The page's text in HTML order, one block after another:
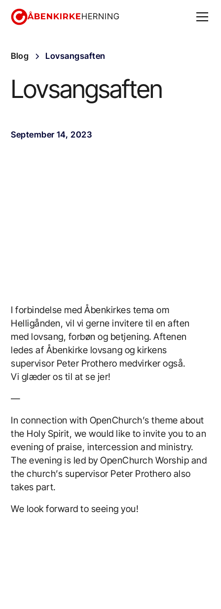
ÅBENKIRKEHERNING
Blog Lovsangsaften
Lovsangsaften
September 14, 2023
I forbindelse med Åbenkirkes tema om
Helligånden, vil vi gerne invitere til en aften
med lovsang, forbøn og betjening. Aftenen
ledes af Åbenkirke lovsang og kirkens
supervisor Peter Prothero medvirker også.
Vi glæder os til at se jer!
—
In connection with OpenChurch’s theme about
the Holy Spirit, we would like to invite you to an
evening of praise, intercession and ministry.
The evening is led by OpenChurch Worship and
the church’s supervisor Peter Prothero also
takes part.
We look forward to seeing you!